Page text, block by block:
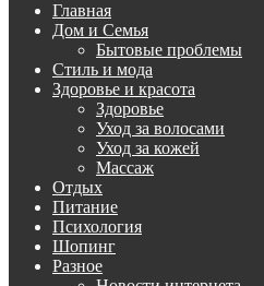
Главная
Дом и Семья
Бытовые проблемы
Стиль и мода
Здоровье и красота
Здоровье
Уход за волосами
Уход за кожей
Массаж
Отдых
Питание
Психология
Шопинг
Разное